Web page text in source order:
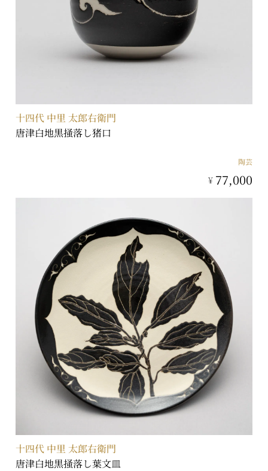
十四代 中里 太郎右衛門
唐津白地黒掻落し猪口
陶芸
¥ 77,000
十四代 中里 太郎右衛門
唐津白地黒掻落し葉文皿